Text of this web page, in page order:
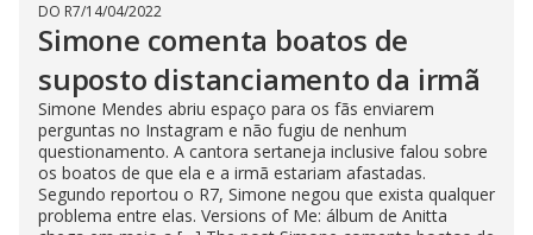
DO R7/14/04/2022
Simone comenta boatos de
suposto distanciamento da irmã
Simone Mendes abriu espaço para os fãs enviarem
perguntas no Instagram e não fugiu de nenhum
questionamento. A cantora sertaneja inclusive falou sobre
os boatos de que ela e a irmã estariam afastadas.
Segundo reportou o R7, Simone negou que exista qualquer
problema entre elas. Versions of Me: álbum de Anitta